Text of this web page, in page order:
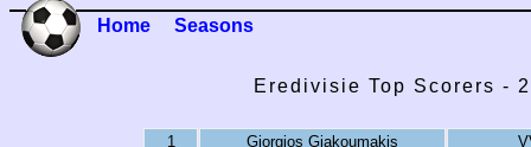
Home Seasons
Eredivisie Top Scorers -
1 Giorgios Giakoumakis